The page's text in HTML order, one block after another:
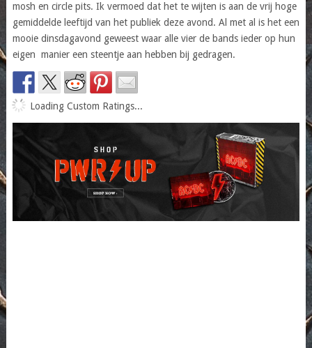
mosh en circle pits. Ik vermoed dat het te wijten is aan de vrij hoge
gemiddelde leeftijd van het publiek deze avond. Al met al is het een
mooie dinsdagavond geweest waar alle vier de bands ieder op hun
eigen manier een steentje aan hebben bij gedragen.
Loading Custom Ratings...